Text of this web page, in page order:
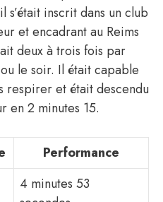
s’était inscrit dans un club
et encadrant au Reims
deux à trois fois par
le soir. Il était capable
respirer et était descendu
en 2 minutes 15.
Performance
4 minutes 53